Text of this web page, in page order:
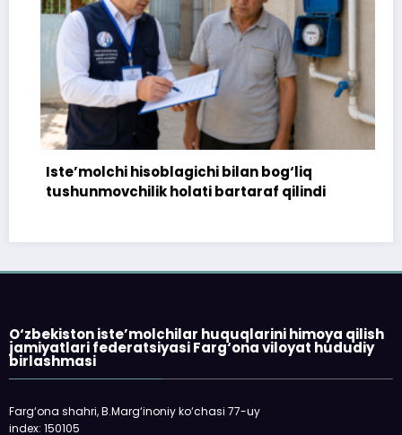
Iste’molchi hisoblagichi bilan bog‘liq
tushunmovchilik holati bartaraf qilindi
O‘zbekiston iste’molchilar huquqlarini himoya qilish
jamiyatlari federatsiyasi Farg‘ona viloyat hududiy
birlashmasi
Farg‘ona shahri, B.Marg‘inoniy ko‘chasi 77-uy
index: 150105